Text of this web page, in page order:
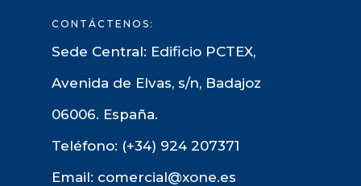
CONTÁCTENOS:
Sede Central: Edificio PCTEX,
Avenida de Elvas, s/n, Badajoz
06006. España.
Teléfono: (+34) 924 207371
Email: comercial@xone.es